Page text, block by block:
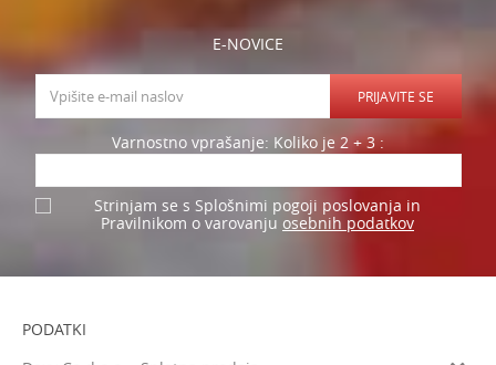
E-NOVICE
PRIJAVITE SE
Varnostno vprašanje: Koliko je 2 + 3 :
Strinjam se s Splošnimi pogoji poslovanja in
Pravilnikom o varovanju osebnih podatkov
PODATKI